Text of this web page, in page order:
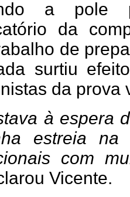
a pole
da
de
surtiu
da prova
à espera
estreia na
com
Vicente.